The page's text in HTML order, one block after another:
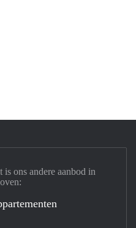
ons andere aanbod in